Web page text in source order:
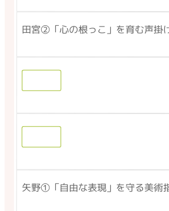
田宮②「心の根っこ」を育む声掛
矢野①「自由な表現」を守る美術